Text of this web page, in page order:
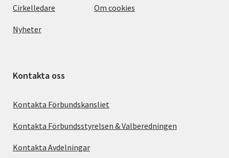
Cirkelledare
Nyheter
Om cookies
Kontakta oss
Kontakta Förbundskansliet
Kontakta Förbundsstyrelsen & Valberedningen
Kontakta Avdelningar